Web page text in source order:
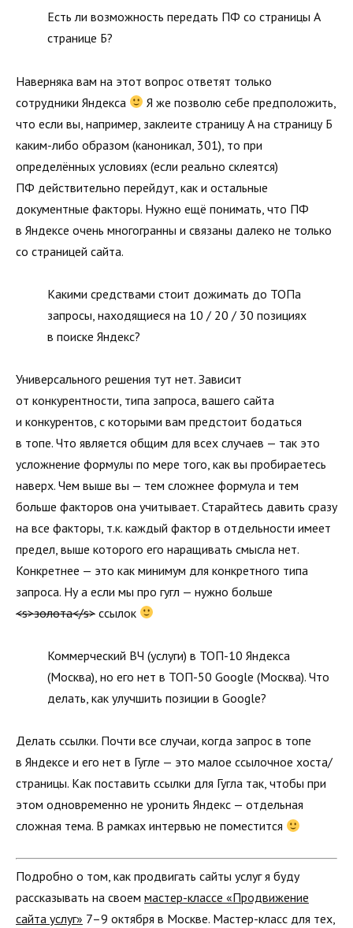
Есть ли возможность передать ПФ со страницы А
странице Б?
Наверняка вам на этот вопрос ответят только
сотрудники Яндекса
Я же позволю себе предположить,
что если вы, например, заклеите страницу А на страницу Б
каким-либо образом (каноникал, 301), то при
определённых условиях (если реально склеятся)
ПФ действительно перейдут, как и остальные
документные факторы. Нужно ещё понимать, что ПФ
в Яндексе очень многогранны и связаны далеко не только
со страницей сайта.
Какими средствами стоит дожимать до ТОПа
запросы, находящиеся на 10 / 20 / 30 позициях
в поиске Яндекс?
Универсального решения тут нет. Зависит
от конкурентности, типа запроса, вашего сайта
и конкурентов, с которыми вам предстоит бодаться
в топе. Что является общим для всех случаев — так это
усложнение формулы по мере того, как вы пробираетесь
наверх. Чем выше вы — тем сложнее формула и тем
больше факторов она учитывает. Старайтесь давить сразу
на все факторы, т.к. каждый фактор в отдельности имеет
предел, выше которого его наращивать смысла нет.
Конкретнее — это как минимум для конкретного типа
запроса. Ну а если мы про гугл — нужно больше
<s>золота</s> ссылок
Коммерческий ВЧ (услуги) в ТОП-10 Яндекса
(Москва), но его нет в ТОП-50 Google (Москва). Что
делать, как улучшить позиции в Google?
Делать ссылки. Почти все случаи, когда запрос в топе
в Яндексе и его нет в Гугле — это малое ссылочное хоста/
страницы. Как поставить ссылки для Гугла так, чтобы при
этом одновременно не уронить Яндекс — отдельная
сложная тема. В рамках интервью не поместится
Подробно о том, как продвигать сайты услуг я буду
рассказывать на своем мастер-классе «Продвижение
сайта услуг» 7–9 октября в Москве. Мастер-класс для тех,